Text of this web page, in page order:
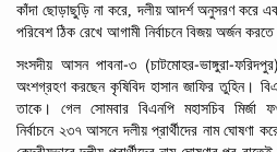
কাঁদা ছোড়াছুড়ি না করে, দলীয় আদর্শ অনুসরণ করে
পরিবেশ ঠিক রেখে আগামী নির্বাচনে বিজয় অর্জন করতে
সংসদীয় আসন পাবনা-৩ (চাটমোহর-ভাঙ্গুরা-ফরিদপুর)
অংশগ্রহণ করছেন কৃষিবিদ হাসান জাফির তুহিন।
তাকে। গেল সোমবার বিএনপি মহাসচিব মির্জা
নির্বাচনে২৩৭ আসনে দলীয় প্রার্থীদের নাম ঘোষণা